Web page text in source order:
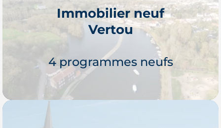
Immobilier neuf
Vertou
4 programmes neufs